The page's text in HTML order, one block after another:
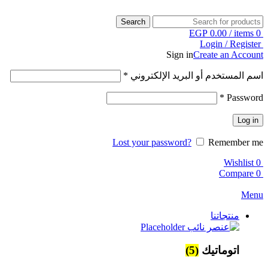
Search
0
items
/
EGP 0.00
Login / Register
Sign inCreate an Account
اسم المستخدم أو البريد الإلكتروني *
Password
*
Log in
Lost your password?
Remember me
0
Wishlist
0
Compare
Menu
منتجاتنا
اتوماتيك (5)